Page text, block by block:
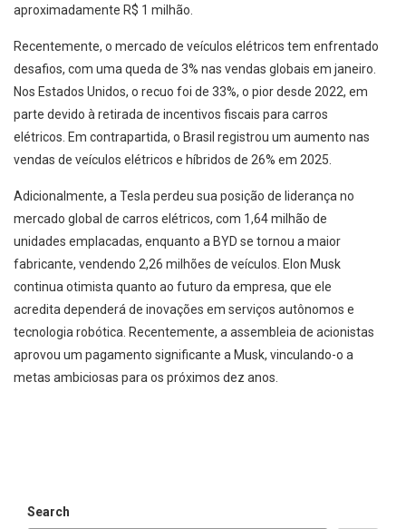
aproximadamente R$ 1 milhão.
Recentemente, o mercado de veículos elétricos tem enfrentado
desafios, com uma queda de 3% nas vendas globais em janeiro.
Nos Estados Unidos, o recuo foi de 33%, o pior desde 2022, em
parte devido à retirada de incentivos fiscais para carros
elétricos. Em contrapartida, o Brasil registrou um aumento nas
vendas de veículos elétricos e híbridos de 26% em 2025.
Adicionalmente, a Tesla perdeu sua posição de liderança no
mercado global de carros elétricos, com 1,64 milhão de
unidades emplacadas, enquanto a BYD se tornou a maior
fabricante, vendendo 2,26 milhões de veículos. Elon Musk
continua otimista quanto ao futuro da empresa, que ele
acredita dependerá de inovações em serviços autônomos e
tecnologia robótica. Recentemente, a assembleia de acionistas
aprovou um pagamento significante a Musk, vinculando-o a
metas ambiciosas para os próximos dez anos.
Search